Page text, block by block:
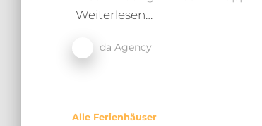
Weiterlesen…
da Agency
Alle Ferienhäuser